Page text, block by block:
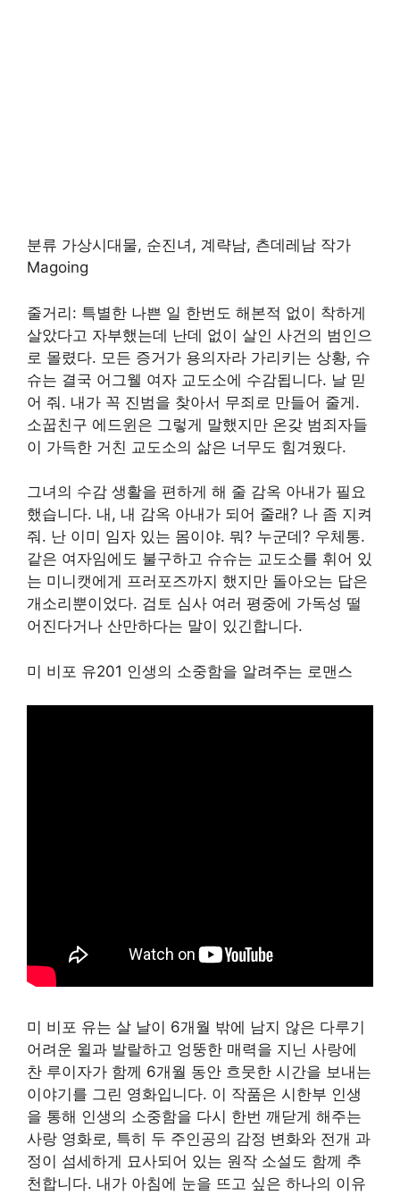
분류 가상시대물, 순진녀, 계략남, 츤데레남 작가
Magoing
줄거리: 특별한 나쁜 일 한번도 해본적 없이 착하게
살았다고 자부했는데 난데 없이 살인 사건의 범인으
로 몰렸다. 모든 증거가 용의자라 가리키는 상황, 슈
슈는 결국 어그웰 여자 교도소에 수감됩니다. 날 믿
어 줘. 내가 꼭 진범을 찾아서 무죄로 만들어 줄게.
소꿉친구 에드윈은 그렇게 말했지만 온갖 범죄자들
이 가득한 거친 교도소의 삶은 너무도 힘겨웠다.
그녀의 수감 생활을 편하게 해 줄 감옥 아내가 필요
했습니다. 내, 내 감옥 아내가 되어 줄래? 나 좀 지켜
줘. 난 이미 임자 있는 몸이야. 뭐? 누군데? 우체통.
같은 여자임에도 불구하고 슈슈는 교도소를 휘어 있
는 미니캣에게 프러포즈까지 했지만 돌아오는 답은
개소리뿐이었다. 검토 심사 여러 평중에 가독성 떨
어진다거나 산만하다는 말이 있긴합니다.
미 비포 유201 인생의 소중함을 알려주는 로맨스
미 비포 유는 살 날이 6개월 밖에 남지 않은 다루기
어려운 윌과 발랄하고 엉뚱한 매력을 지닌 사랑에
찬 루이자가 함께 6개월 동안 흐뭇한 시간을 보내는
이야기를 그린 영화입니다. 이 작품은 시한부 인생
을 통해 인생의 소중함을 다시 한번 깨닫게 해주는
사랑 영화로, 특히 두 주인공의 감정 변화와 전개 과
정이 섬세하게 묘사되어 있는 원작 소설도 함께 추
천합니다. 내가 아침에 눈을 뜨고 싶은 하나의 이유